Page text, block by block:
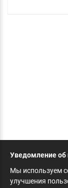
Уведомление об
Мы используем
улучшения